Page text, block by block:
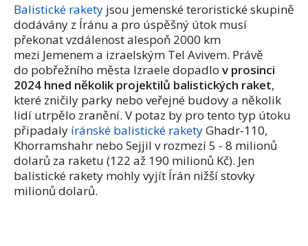
Balistické rakety jsou jemenské teroristické skupině
dodávány z Íránu a pro úspěšný útok musí
překonat vzdálenost alespoň 2000 km
mezi Jemenem a izraelským Tel Avivem. Právě
do pobřežního města Izraele dopadlo v prosinci
2024 hned několik projektilů balistických raket,
které zničily parky nebo veřejné budovy a několik
lidí utrpělo zranění. V potaz by pro tento typ útoku
připadaly íránské balistické raketyGhadr-110,
Khorramshahr nebo Sejjil v rozmezí 5 - 8 milionů
dolarů za raketu (122 až 190 milionů Kč). Jen
balistické rakety mohly vyjít Írán nižší stovky
milionů dolarů.